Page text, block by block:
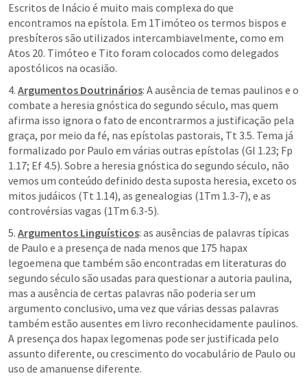
Escritos de Inácio é muito mais complexa do que
encontramos na epístola. Em 1Timóteo os termos bispos e
presbíteros são utilizados intercambiavelmente, como em
Atos 20. Timóteo e Tito foram colocados como delegados
apostólicos na ocasião.
4. Argumentos Doutrinários: A ausência de temas paulinos e o
combate a heresia gnóstica do segundo século, mas quem
afirma isso ignora o fato de encontrarmos a justificação pela
graça, por meio da fé, nas epístolas pastorais, Tt 3.5. Tema já
formalizado por Paulo em várias outras epístolas (Gl 1.23; Fp
1.17; Ef 4.5). Sobre a heresia gnóstica do segundo século, não
vemos um conteúdo definido desta suposta heresia, exceto os
mitos judáicos (Tt 1.14), as genealogias (1Tm 1.3-7), e as
controvérsias vagas (1Tm 6.3-5).
5. Argumentos Linguísticos: as ausências de palavras típicas
de Paulo e a presença de nada menos que 175 hapax
legoemena que também são encontradas em literaturas do
segundo século são usadas para questionar a autoria paulina,
mas a ausência de certas palavras não poderia ser um
argumento conclusivo, uma vez que várias dessas palavras
também estão ausentes em livro reconhecidamente paulinos.
A presença dos hapax legomenas pode ser justificada pelo
assunto diferente, ou crescimento do vocabulário de Paulo ou
uso de amanuense diferente.